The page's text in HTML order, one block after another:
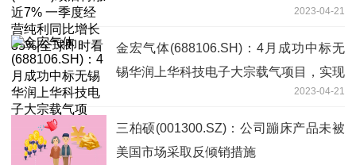
2023-04-21
金宏气体(688106.SH)：4月成功中标无
锡华润上华科技电子大宗载气项目，实现
对成熟量产晶圆代工厂的突破_当前快报
2023-04-21
三柏硕(001300.SZ)：公司蹦床产品未被
美国市场采取反倾销措施